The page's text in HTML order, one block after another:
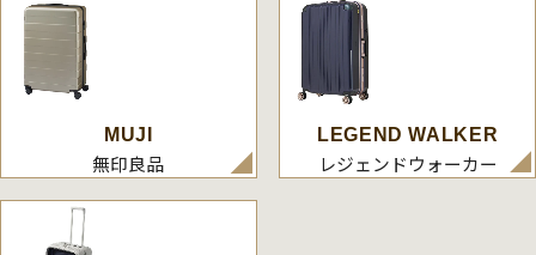
MUJI
無印良品
LEGEND WALKER
レジェンドウォーカー